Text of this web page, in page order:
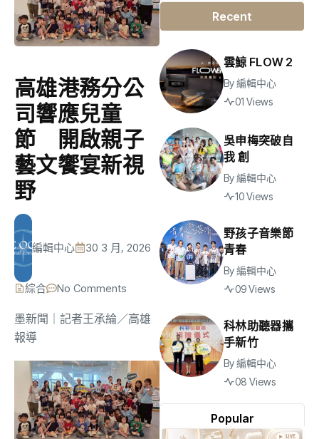
高雄港務分公
司響應兒童
節 開啟親子
藝文饗宴新視
野
編輯中心 30 3 月, 2026
綜合 No Comments
墨新聞 ｜記者王承綸／高雄
報導
Recent
Popular
雲鯨 FLOW 2
By編輯中心
01 Views
吳申梅突破自
我 創
By編輯中心
10 Views
野孩子音樂節
青春
By編輯中心
09 Views
科林助聽器攜
手新竹
By編輯中心
08 Views